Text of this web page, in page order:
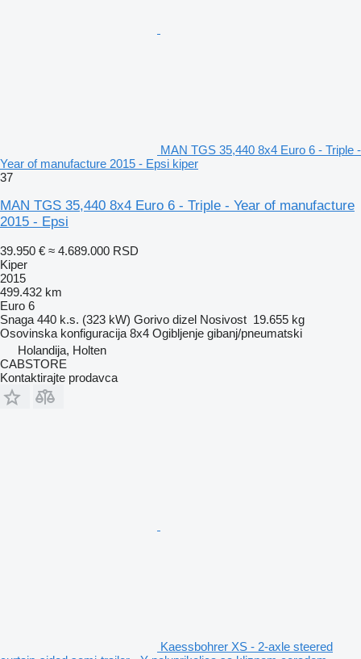
MAN TGS 35,440 8x4 Euro 6 - Triple -
Year of manufacture 2015 - Epsi kiper
37
MAN TGS 35,440 8x4 Euro 6 - Triple - Year of manufacture
2015 - Epsi
39.950 € ≈ 4.689.000 RSD
Kiper
2015
499.432 km
Euro 6
Snaga 440 k.s. (323 kW) Gorivo dizel Nosivost 19.655 kg
Osovinska konfiguracija 8x4 Ogibljenje gibanj/pneumatski
Holandija, Holten
CABSTORE
Kontaktirajte prodavca
Kaessbohrer XS - 2-axle steered